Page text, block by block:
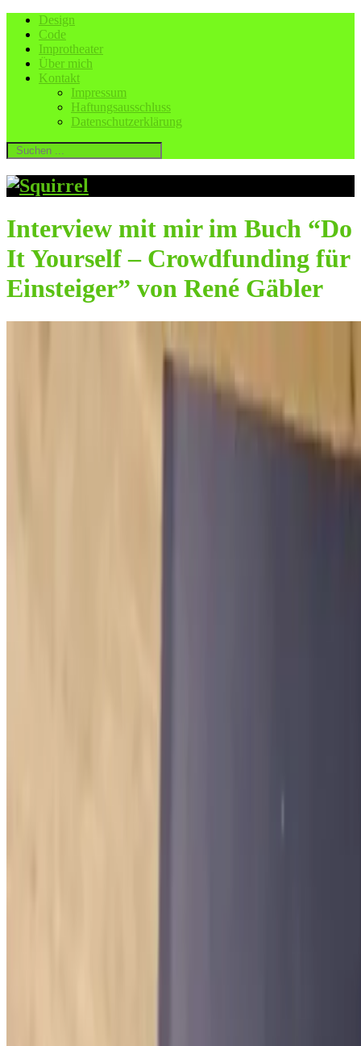
Design
Code
Improtheater
Über mich
Kontakt
Impressum
Haftungsausschluss
Datenschutzerklärung
Interview mit mir im Buch “Do
It Yourself – Crowdfunding für
Einsteiger” von René Gäbler